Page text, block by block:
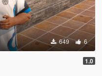
649 6
1.0